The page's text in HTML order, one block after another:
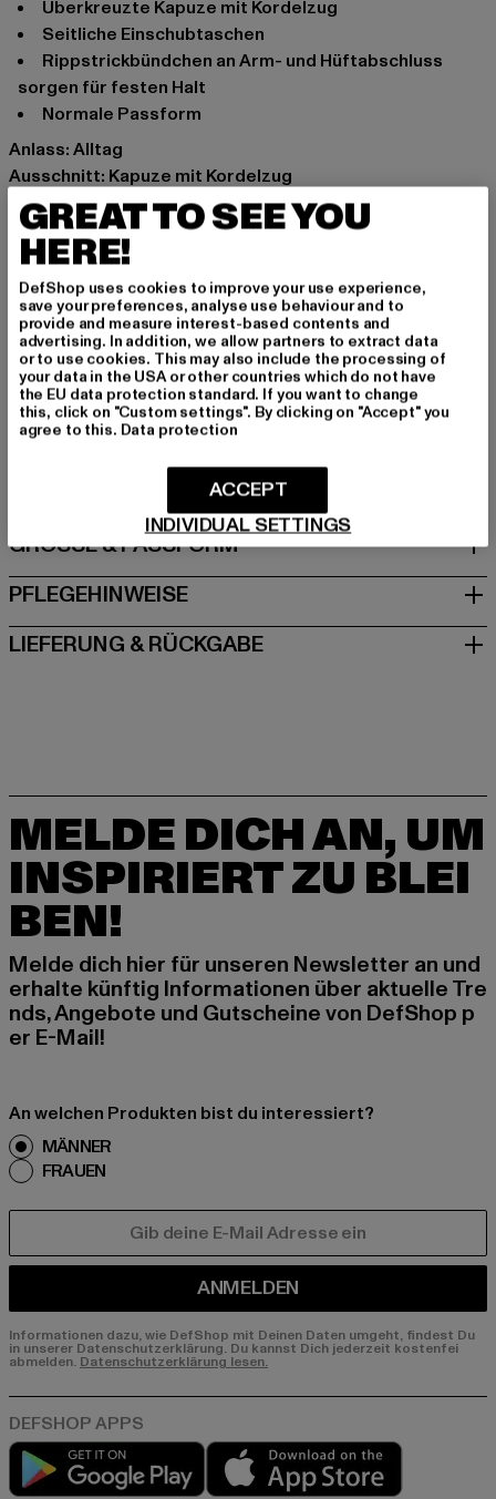
Überkreuzte Kapuze mit Kordelzug
Seitliche Einschubtaschen
Rippstrickbündchen an Arm- und Hüftabschluss
sorgen für festen Halt
Normale Passform
Anlass: Alltag
Ausschnitt: Kapuze mit Kordelzug
Ärmelart: Langarm
Marke: adidas
Kat.: Sweat & Fleece - Hoodies
Farbe: grau, rosa
Hersteller Farbe: vapour grey
Materialzusammensetzung: 100% Baumwolle
Art.Nr: BP5773-06527
Hersteller: Adidas AG |
serviceinfo@onlineshop.adidas.com
Adi-Dassler-Straße 1 | 91074 Herzogenaurach | DE
GRÖSSE & PASSFORM
PFLEGEHINWEISE
LIEFERUNG & RÜCKGABE
MELDE DICH AN, UM
INSPIRIERT ZU BLEI
BEN!
Melde dich hier für unseren Newsletter an und
erhalte künftig Informationen über aktuelle Tre
nds, Angebote und Gutscheine von DefShop p
er E-Mail!
An welchen Produkten bist du interessiert?
MÄNNER
FRAUEN
ANMELDEN
Informationen dazu, wie DefShop mit Deinen Daten umgeht, findest Du
in unserer Datenschutzerklärung. Du kannst Dich jederzeit kostenfei
abmelden. Datenschutzerklärung lesen.
Play market
GREAT TO SEE YOU
HERE!
DefShop uses cookies to improve your use experience,
save your preferences, analyse use behaviour and to
provide and measure interest-based contents and
advertising. In addition, we allow partners to extract data
or to use cookies. This may also include the processing of
your data in the USA or other countries which do not have
the EU data protection standard. If you want to change
this, click on "Custom settings". By clicking on "Accept" you
agree to this. Data protection
INDIVIDUAL SETTINGS
ACCEPT